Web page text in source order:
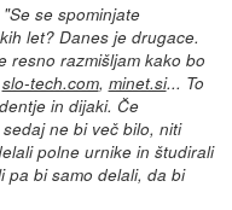
se spominjate
let? Danes je drugace.
resno razmišljam kako bo
slo-tech.com, minet.si... To
in dijaki. Če
ne bi več bilo, niti
polne urnike in študirali
pa bi samo delali, da bi